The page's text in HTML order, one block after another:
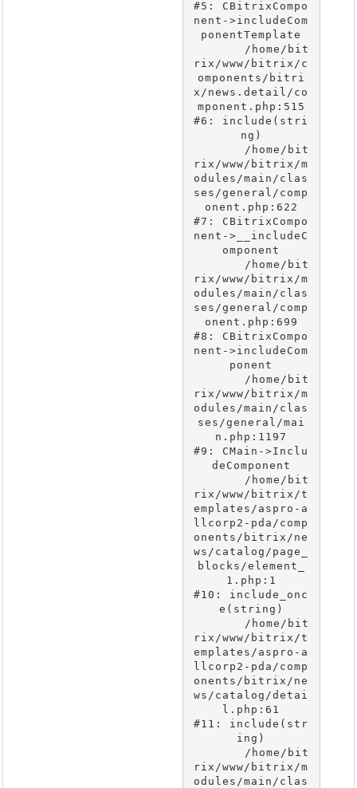
#5: CBitrixCompo
nent->includeCom
ponentTemplate
rix/www/bitrix/c
omponents/bitri
x/news.detail/co
mponent.php:515
#6: include(stri
ng)
rix/www/bitrix/m
odules/main/clas
ses/general/comp
onent.php:622
#7: CBitrixCompo
nent->__includeC
omponent
rix/www/bitrix/m
odules/main/clas
ses/general/comp
onent.php:699
#8: CBitrixCompo
nent->includeCom
ponent
rix/www/bitrix/m
odules/main/clas
ses/general/mai
n.php:1197
#9: CMain->Inclu
deComponent
rix/www/bitrix/t
emplates/aspro-a
llcorp2-pda/comp
onents/bitrix/ne
ws/catalog/page_
blocks/element_
1.php:1
#10: include_onc
e(string)
rix/www/bitrix/t
emplates/aspro-a
llcorp2-pda/comp
onents/bitrix/ne
ws/catalog/detai
l.php:61
#11: include(str
ing)
rix/www/bitrix/m
odules/main/clas